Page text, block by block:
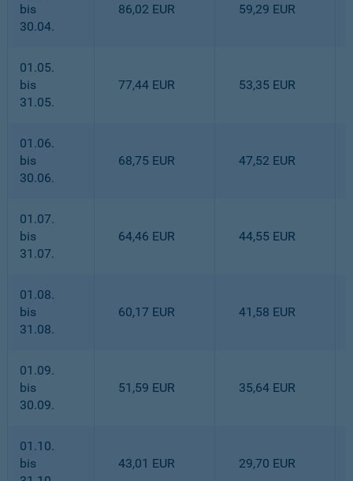
bis
30.04.
86,02 EUR 59,29 EUR
01.05.
bis
31.05.
77,44 EUR 53,35 EUR
01.06.
bis
30.06.
68,75 EUR 47,52 EUR
01.07.
bis
31.07.
64,46 EUR 44,55 EUR
01.08.
bis
31.08.
60,17 EUR 41,58 EUR
01.09.
bis
30.09.
51,59 EUR 35,64 EUR
01.10.
bis
43,01 EUR 29,70 EUR